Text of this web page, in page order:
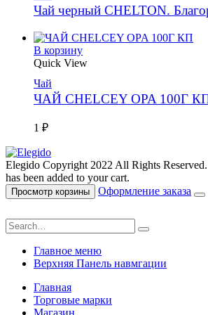
Чай черный CHELTON.
В корзину
Quick View
Чай
ЧАЙ CHELCEY OPA 100Г
1 ₽
Elegido Copyright 2022 All Rights Reserved.
has been added to your cart.
Просмотр корзины Оформление заказа
Главное меню
Верхняя Панель навмгации
Главная
Торговые марки